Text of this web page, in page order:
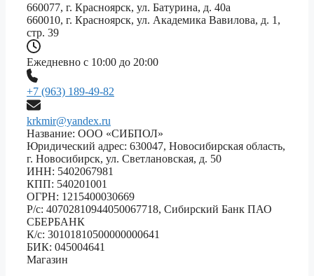
660077, г. Красноярск, ул. Батурина, д. 40а
660010, г. Красноярск, ул. Академика Вавилова, д. 1,
стр. 39
Ежедневно с 10:00 до 20:00
+7 (963) 189-49-82
krkmir@yandex.ru
Название: ООО «СИБПОЛ»
Юридический адрес: 630047, Новосибирская область,
г. Новосибирск, ул. Светлановская, д. 50
ИНН: 5402067981
КПП: 540201001
ОГРН: 1215400030669
Р/с: 40702810944050067718, Сибирский Банк ПАО
СБЕРБАНК
К/с: 30101810500000000641
БИК: 045004641
Магазин